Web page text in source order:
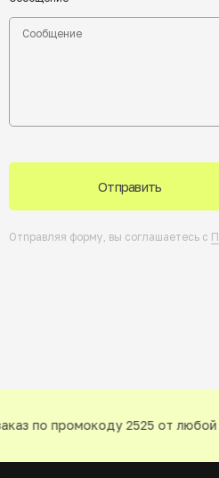
Отправить
Отправляя форму, вы соглашаетесь с
по промокоду 2525 от любой